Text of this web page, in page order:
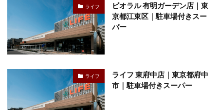
ライフ
ビオラル 有明ガーデン店｜東
京都江東区｜駐車場付きスー
パー
ライフ
ライフ 東府中店｜東京都府中
市｜駐車場付きスーパー